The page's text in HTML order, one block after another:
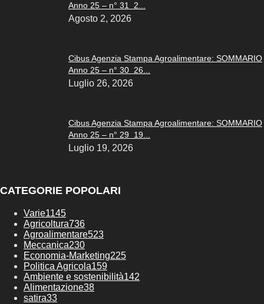
Anno 25 – n° 31 2...
Agosto 2, 2026
Cibus Agenzia Stampa Agroalimentare: SOMMARIO
Anno 25 – n° 30 26...
Luglio 26, 2026
Cibus Agenzia Stampa Agroalimentare: SOMMARIO
Anno 25 – n° 29 19...
Luglio 19, 2026
CATEGORIE POPOLARI
Varie1145
Agricoltura736
Agroalimentare523
Meccanica230
Economia-Marketing225
Politica Agricola159
Ambiente e sostenibilità142
Alimentazione38
satira33